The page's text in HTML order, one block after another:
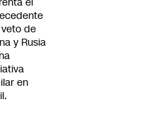
de
y Rusia
en